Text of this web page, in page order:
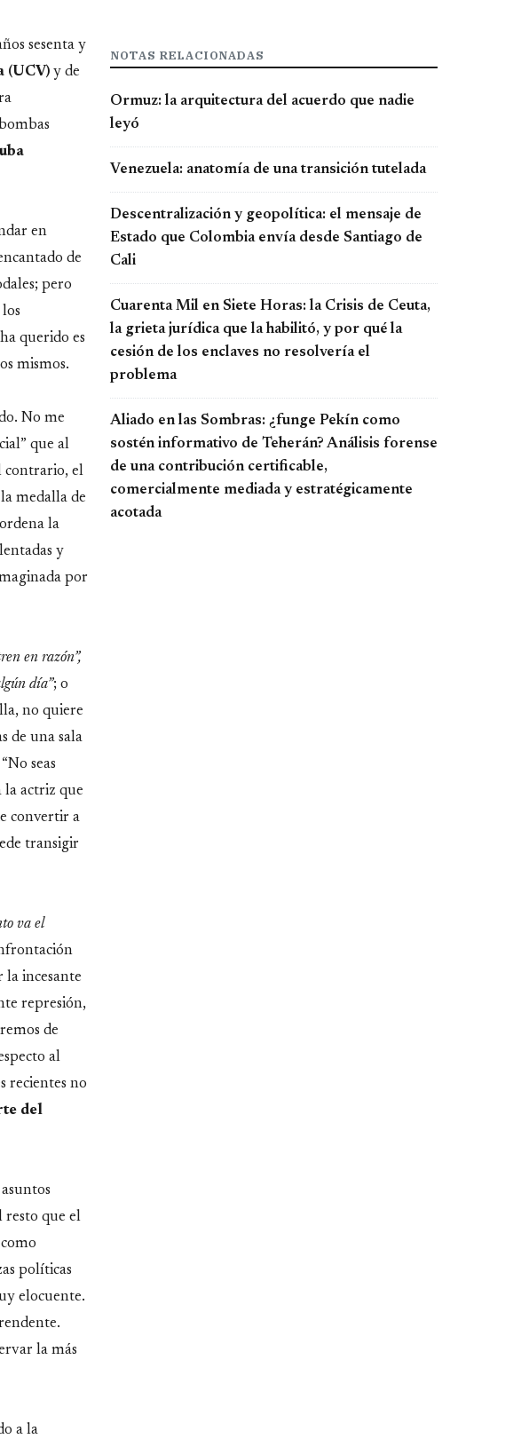
sesenta y
(UCV) y de
en
de
pero
querido es
mismos.
No me
que al
contrario, el
medalla de
la
y
por
en razón”,
día”; o
no quiere
de una sala
seas
la actriz que
convertir a
transigir
va el
incesante
represión,
de
al
recientes no
del
resto que el
políticas
elocuente.
la más
a la
NOTAS RELACIONADAS
Ormuz: la arquitectura del acuerdo que nadie
leyó
Venezuela: anatomía de una transición tutelada
Descentralización y geopolítica: el mensaje de
Estado que Colombia envía desde Santiago de
Cali
Cuarenta Mil en Siete Horas: la Crisis de Ceuta,
la grieta jurídica que la habilitó, y por qué la
cesión de los enclaves no resolvería el
problema
Aliado en las Sombras: ¿funge Pekín como
sostén informativo de Teherán? Análisis forense
de una contribución certificable,
comercialmente mediada y estratégicamente
acotada